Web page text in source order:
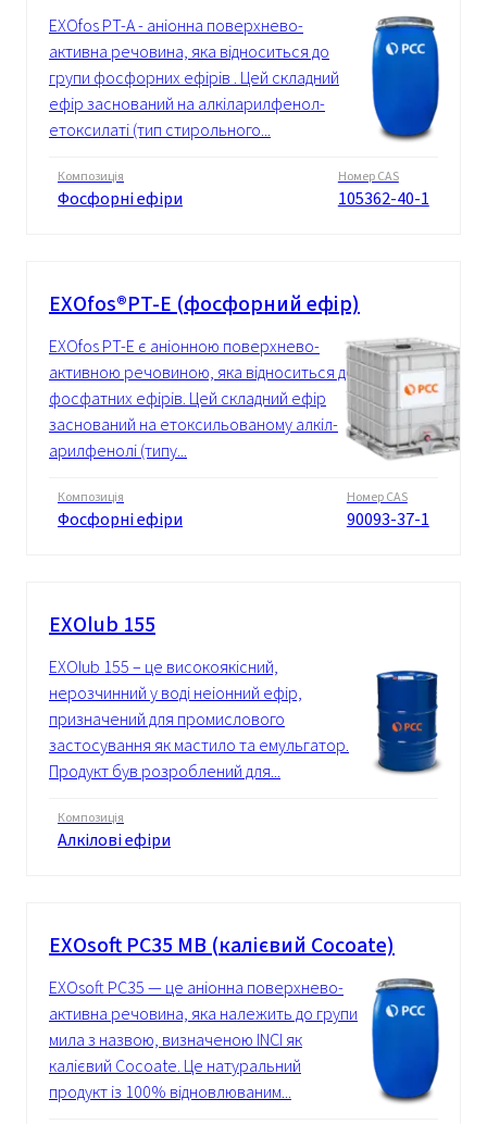
EXOfos PT-A - аніонна поверхнево-
активна речовина, яка відноситься до
групи фосфорних ефірів . Цей складний
ефір заснований на алкіларилфенол-
етоксилаті (тип стирольного...
Композиція
Фосфорні ефіри
Номер CAS
105362-40-1
EXOfos®PT-E (фосфорний ефір)
EXOfos PT-E є аніонною поверхнево-
активною речовиною, яка відноситься до
фосфатних ефірів. Цей складний ефір
заснований на етоксильованому алкіл-
арилфенолі (типу...
Композиція
Фосфорні ефіри
Номер CAS
90093-37-1
EXOlub 155
EXOlub 155 – це високоякісний,
нерозчинний у воді неіонний ефір,
призначений для промислового
застосування як мастило та емульгатор.
Продукт був розроблений для...
Композиція
Алкілові ефіри
EXOsoft PC35 MB (калієвий Cocoate)
EXOsoft PC35 — це аніонна поверхнево-
активна речовина, яка належить до групи
мила з назвою, визначеною INCI як
калієвий Cocoate. Це натуральний
продукт із 100% відновлюваним...